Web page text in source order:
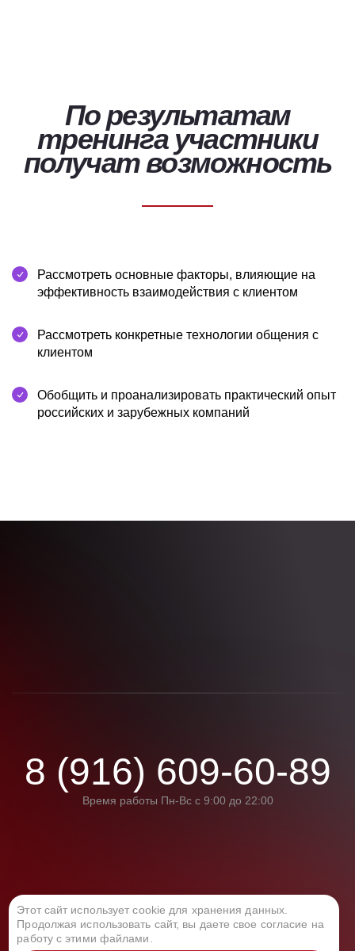
По результатам
тренинга участники
получат возможность
Рассмотреть основные факторы, влияющие на
эффективность взаимодействия с клиентом
Рассмотреть конкретные технологии общения с
клиентом
Обобщить и проанализировать практический опыт
российских и зарубежных компаний
Политика конфиденциальности
Политика обработки персональных данных
8 (916) 609-60-89
Время работы Пн-Вс с 9:00 до 22:00
Этот сайт использует cookie для хранения данных.
Продолжая использовать сайт, вы даете свое согласие на
работу с этими файлами.